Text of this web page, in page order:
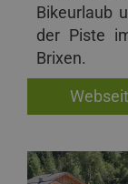
Bikeurlaub
der Piste
Brixen.